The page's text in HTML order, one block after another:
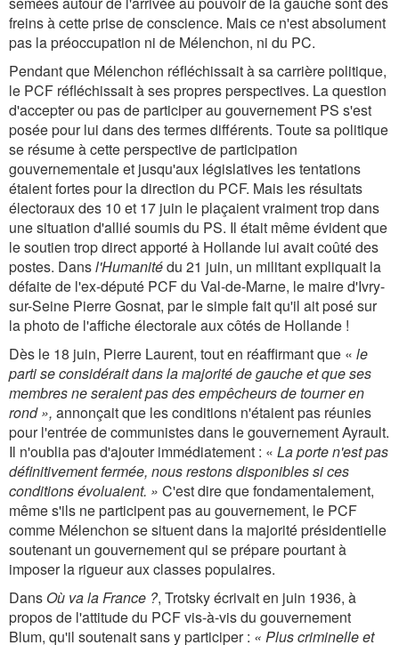
freins à cette prise de conscience. Mais ce n'est absolument
pas la préoccupation ni de Mélenchon, ni du PC.
Pendant que Mélenchon réfléchissait à sa carrière politique,
le PCF réfléchissait à ses propres perspectives. La question
d'accepter ou pas de participer au gouvernement PS s'est
posée pour lui dans des termes différents. Toute sa politique
se résume à cette perspective de participation
gouvernementale et jusqu'aux législatives les tentations
étaient fortes pour la direction du PCF. Mais les résultats
électoraux des 10 et 17 juin le plaçaient vraiment trop dans
une situation d'allié soumis du PS. Il était même évident que
le soutien trop direct apporté à Hollande lui avait coûté des
postes. Dansl'Humanitédu 21 juin, un militant expliquait la
défaite de l'ex-député PCF du Val-de-Marne, le maire d'Ivry-
sur-Seine Pierre Gosnat, par le simple fait qu'il ait posé sur
la photo de l'affiche électorale aux côtés de Hollande !
Dès le 18 juin, Pierre Laurent, tout en réaffirmant que « le
parti se considérait dans la majorité de gauche et que ses
membres ne seraient pas des empêcheurs de tourner en
rond », annonçait que les conditions n'étaient pas réunies
pour l'entrée de communistes dans le gouvernement Ayrault.
Il n'oublia pas d'ajouter immédiatement : « La porte n'est pas
définitivement fermée, nous restons disponibles si ces
conditions évoluaient. » C'est dire que fondamentalement,
même s'ils ne participent pas au gouvernement, le PCF
comme Mélenchon se situent dans la majorité présidentielle
soutenant un gouvernement qui se prépare pourtant à
imposer la rigueur aux classes populaires.
Dans Où va la France ?, Trotsky écrivait en juin 1936, à
propos de l'attitude du PCF vis-à-vis du gouvernement
Blum, qu'il soutenait sans y participer : « Plus criminelle et